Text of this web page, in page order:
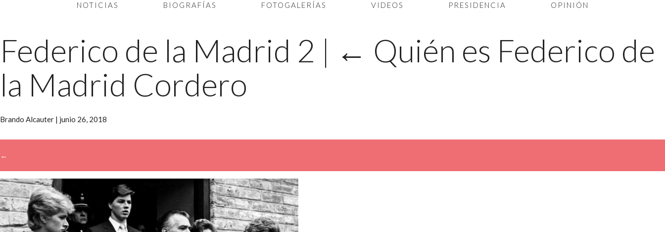
NOTICIAS BIOGRAFÍAS FOTOGALERÍAS VIDEOS PRESIDENCIA OPINIÓN
Federico de la Madrid 2 | ← Quién es Federico de
la Madrid Cordero
Brando Alcauter | junio 26, 2018
←
→